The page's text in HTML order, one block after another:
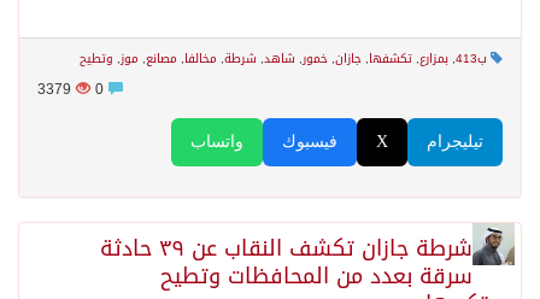
ب413 , بمزارع, تكشفها, جازان, خمور, شاهد, شرطة, مخالفا, مصانع, موز, وتطيح
3379
واتساب فيسبوك X تيليجرام
شرطة جازان تكشف النقاب عن ٣٩ حادثة
سرقة بعدد من المحافظات وتطيح